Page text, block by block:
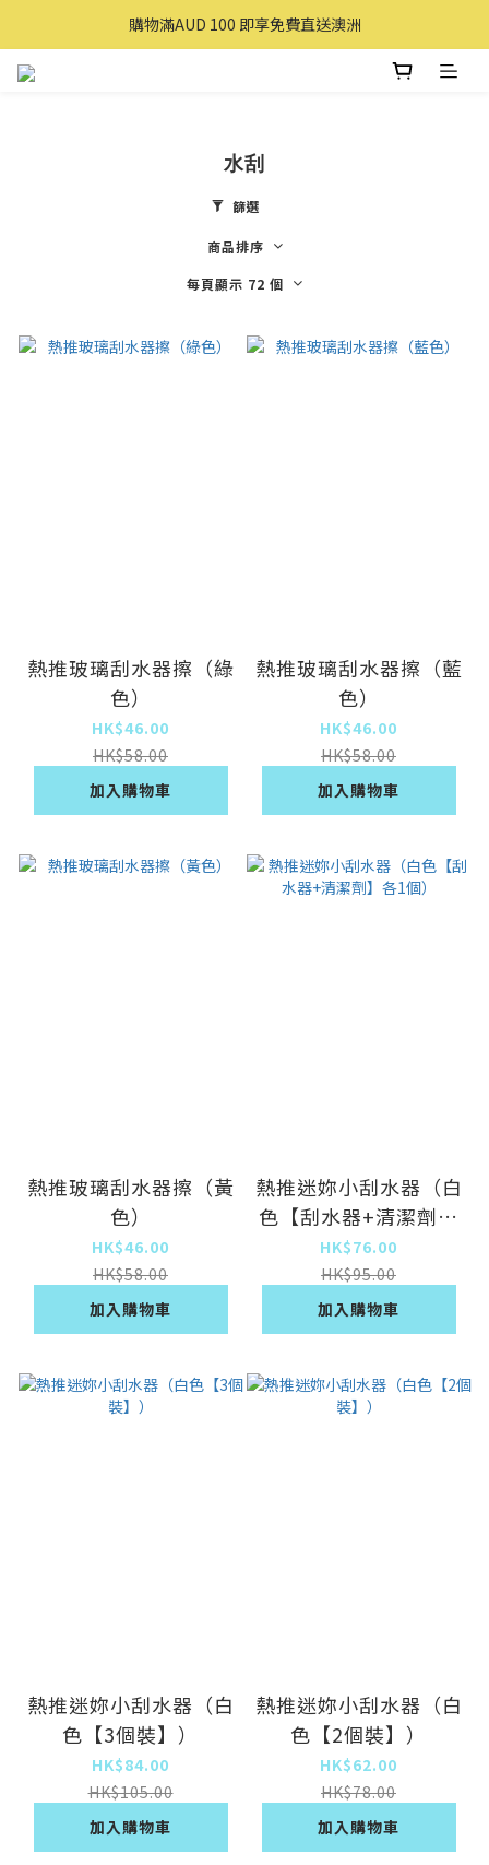
購買滿 $100 即享免費送貨(香港本地)
購物滿AUD 100 即享免費直送澳洲
水刮
篩選
商品排序
每頁顯示 72 個
熱推玻璃刮水器擦（綠
色）
HK$46.00
HK$58.00
加入購物車
熱推玻璃刮水器擦（藍
色）
HK$46.00
HK$58.00
加入購物車
熱推玻璃刮水器擦（黃
色）
HK$46.00
HK$58.00
加入購物車
熱推迷妳小刮水器（白
色【刮水器+清潔劑】
各1個）
HK$76.00
HK$95.00
加入購物車
熱推迷妳小刮水器（白
色【3個裝】）
HK$84.00
HK$105.00
加入購物車
熱推迷妳小刮水器（白
色【2個裝】）
HK$62.00
HK$78.00
加入購物車